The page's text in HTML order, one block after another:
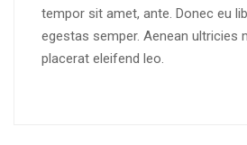
tempor sit amet, ante. Donec eu
egestas semper. Aenean ultricies
placerat eleifend leo.